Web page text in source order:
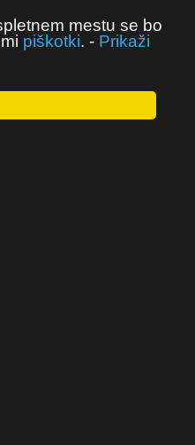
mestu se bo
piškotki. - Prikaži